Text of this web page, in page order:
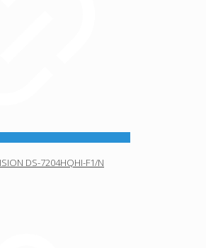
DS-7204HQHI-F1/N